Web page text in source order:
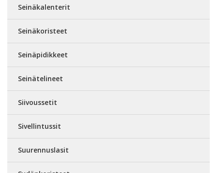
Seinäkalenterit
Seinäkoristeet
Seinäpidikkeet
Seinätelineet
Siivoussetit
Sivellintussit
Suurennuslasit